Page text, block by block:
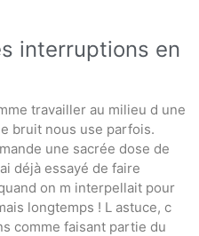
interruptions en
travailler au milieu d une
bruit nous use parfois.
une sacrée dose de
déjà essayé de faire
on m interpellait pour
longtemps ! L astuce, c
comme faisant partie du